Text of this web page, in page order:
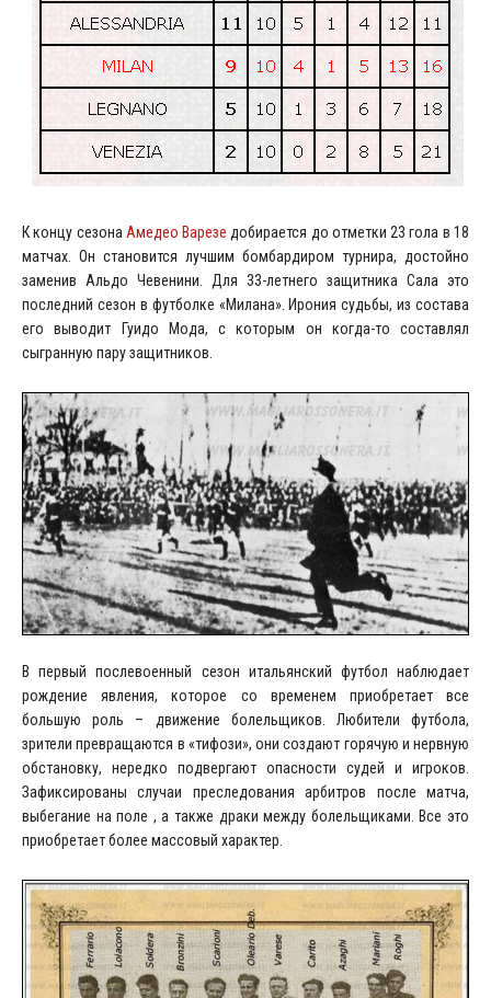
К концу сезонаАмедео Варезе добирается до отметки 23 гола в 18
матчах. Он становится лучшим бомбардиром турнира, достойно
заменив Альдо Чевенини. Для 33-летнего защитника Сала это
последний сезон в футболке «Милана». Ирония судьбы, из состава
его выводит Гуидо Мода, с которым он когда-то составлял
сыгранную пару защитников.
В первый послевоенный сезон итальянский футбол наблюдает
рождение явления, которое со временем приобретает все
большую роль – движение болельщиков. Любители футбола,
зрители превращаются в «тифози», они создают горячую и нервную
обстановку, нередко подвергают опасности судей и игроков.
Зафиксированы случаи преследования арбитров после матча,
выбегание на поле , а также драки между болельщиками. Все это
приобретает более массовый характер.